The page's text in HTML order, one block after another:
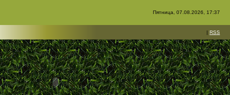
Пятница, 07.08.2026, 17:37
| RSS